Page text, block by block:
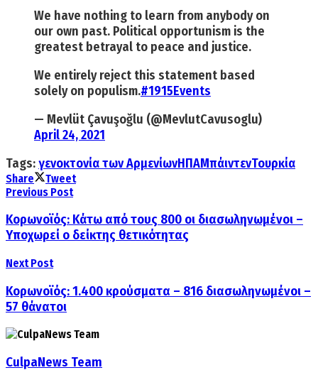
We have nothing to learn from anybody on
our own past. Political opportunism is the
greatest betrayal to peace and justice.
We entirely reject this statement based
solely on populism.#1915Events
— Mevlüt Çavuşoğlu (@MevlutCavusoglu)
April 24, 2021
Tags:γενοκτονία των ΑρμενίωνΗΠΑΜπάιντενΤουρκία
Share
Tweet
Previous Post
Κορωνοϊός: Κάτω από τους 800 οι διασωληνωμένοι –
Υποχωρεί ο δείκτης θετικότητας
Next Post
Κορωνοϊός: 1.400 κρούσματα – 816 διασωληνωμένοι –
57 θάνατοι
CulpaNews Team